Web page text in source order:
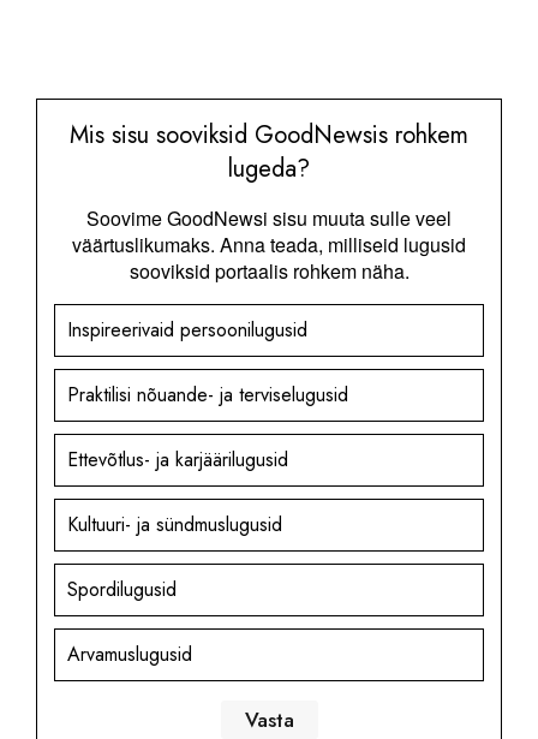
Mis sisu sooviksid GoodNewsis rohkem
lugeda?
Soovime GoodNewsi sisu muuta sulle veel
väärtuslikumaks. Anna teada, milliseid lugusid
sooviksid portaalis rohkem näha.
Inspireerivaid persoonilugusid
Praktilisi nõuande- ja terviselugusid
Ettevõtlus- ja karjäärilugusid
Kultuuri- ja sündmuslugusid
Spordilugusid
Arvamuslugusid